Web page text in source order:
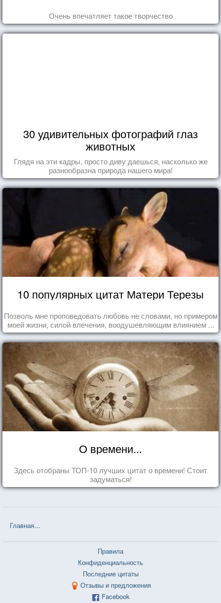
Очень впечатляет такое творчество
30 удивительных фотографий глаз
животных
Глядя на эти кадры, просто диву даешься, насколько же
разнообразна природа нашего мира!
10 популярных цитат Матери Терезы
Позволь мне проповедовать любовь не словами, но примером
моей жизни, силой влечения, воодушевляющим влиянием ...
О времени...
Здесь отобраны ТОП-10 лучших цитат о времени! Стоит
задуматься!
Главная
Правила
Конфиденциальность
Последние цитаты
Отзывы и предложения
Facebook